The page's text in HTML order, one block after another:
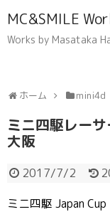
MC&SMILE
Works by Masataka
ホーム mini4d
ミニ四駆レー
大阪
2017/7/2
ミニ四駆 Japan